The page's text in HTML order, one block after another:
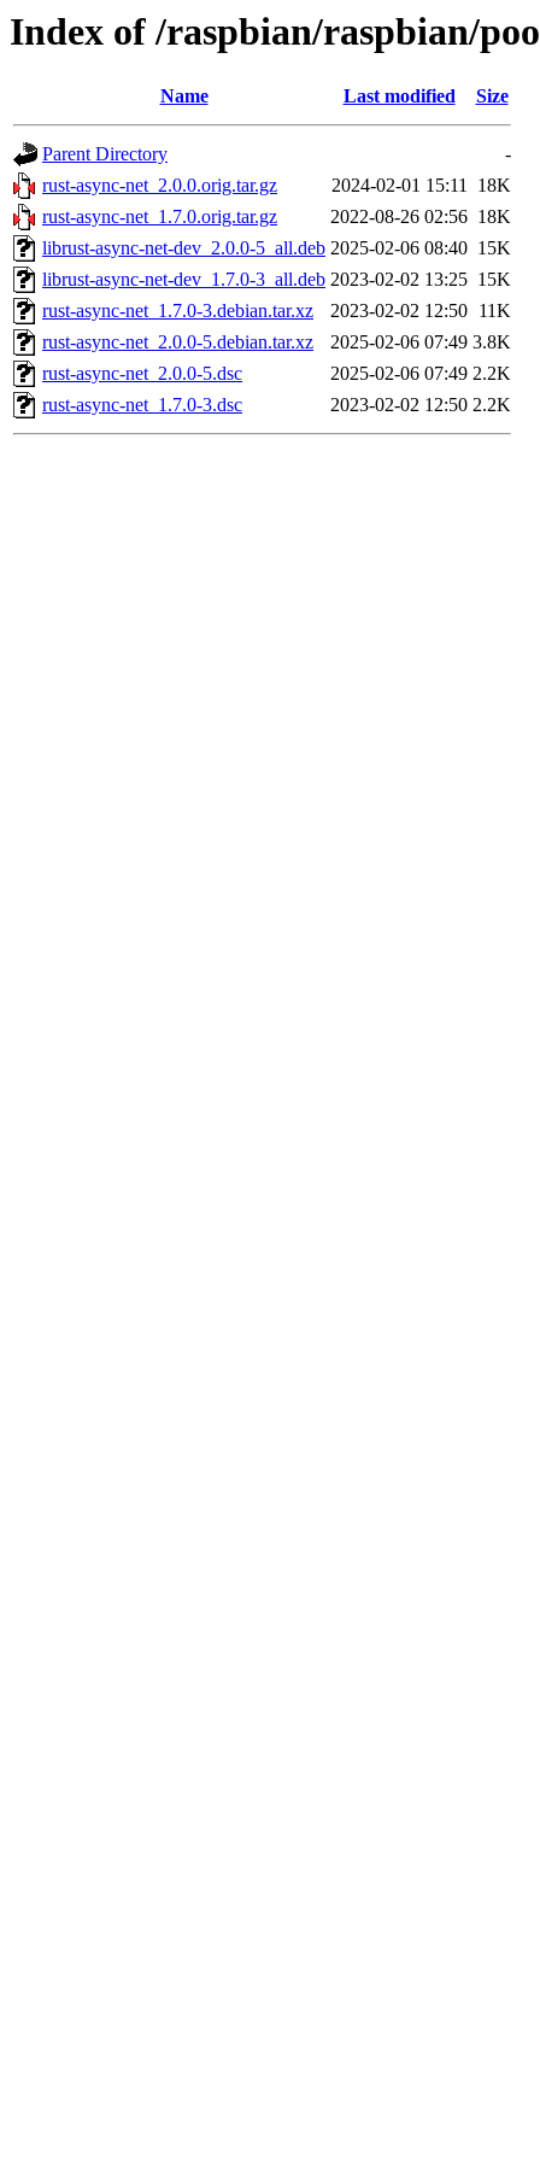
Index of /raspbian/raspbian/
Name Last modified Size
Parent Directory
-
rust-async-net_2.0.0.orig.tar.gz
2024-02-01 15:11 18K
rust-async-net_1.7.0.orig.tar.gz
2022-08-26 02:56 18K
librust-async-net-dev_2.0.0-5_all.deb 2025-02-06 08:40 15K
librust-async-net-dev_1.7.0-3_all.deb 2023-02-02 13:25 15K
rust-async-net_1.7.0-3.debian.tar.xz
2023-02-02 12:50 11K
rust-async-net_2.0.0-5.debian.tar.xz
2025-02-06 07:49 3.8K
rust-async-net_2.0.0-5.dsc
2025-02-06 07:49 2.2K
rust-async-net_1.7.0-3.dsc
2023-02-02 12:50 2.2K